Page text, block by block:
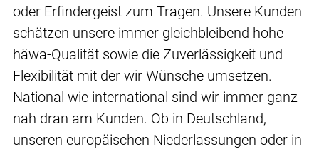
oder Erfindergeist zum Tragen. Unsere Kunden
schätzen unsere immer gleichbleibend hohe
häwa-Qualität sowie die Zuverlässigkeit und
Flexibilität mit der wir Wünsche umsetzen.
National wie international sind wir immer ganz
nah dran am Kunden. Ob in Deutschland,
unseren europäischen Niederlassungen oder in